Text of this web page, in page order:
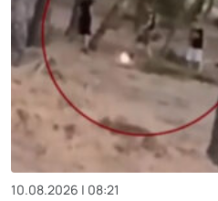
10.08.2026 | 08:21